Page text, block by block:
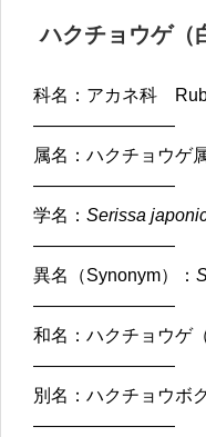
ハクチョウゲ（
科名：アカネ科
————————
属名：ハクチョウゲ
————————
学名： Serissa
————————
異名（Synonym）：
————————
和名：ハクチョウゲ
————————
別名：ハクチョウボ
————————